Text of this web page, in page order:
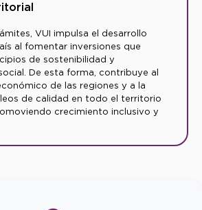
VUI impulsa el desarrollo
al fomentar inversiones que
de sostenibilidad y
De esta forma, contribuye al
de las regiones y a la
de calidad en todo el territorio
crecimiento inclusivo y